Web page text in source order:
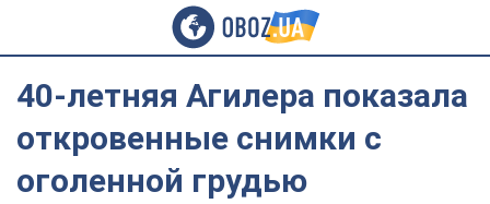
40-летняя Агилера показала
откровенные снимки с
оголенной грудью